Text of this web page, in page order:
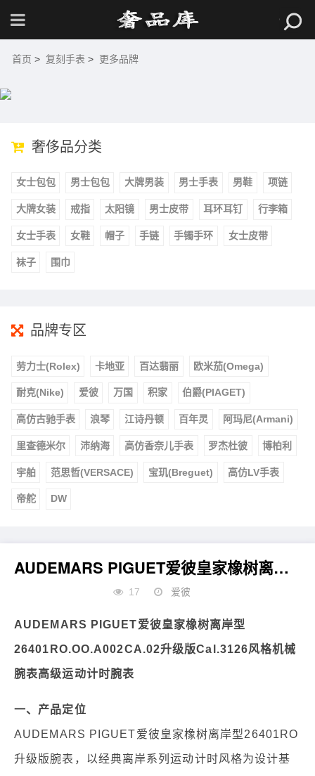
首页 > 复刻手表 > 更多品牌
奢侈品分类
女士包包 男士包包 大牌男装 男士手表 男鞋 项链
大牌女装 戒指 太阳镜 男士皮带 耳环耳钉 行李箱
女士手表 女鞋 帽子 手链 手镯手环 女士皮带
袜子 围巾
品牌专区
劳力士(Rolex) 卡地亚 百达翡丽 欧米茄(Omega)
耐克(Nike) 爱彼 万国 积家 伯爵(PIAGET)
高仿古驰手表 浪琴 江诗丹顿 百年灵 阿玛尼(Armani)
里查德米尔 沛纳海 高仿香奈儿手表 罗杰杜彼 博柏利
宇舶 范思哲(VERSACE) 宝玑(Breguet) 高仿LV手表
帝舵 DW
AUDEMARS PIGUET爱彼皇家橡树离岸型机械腕表
17 爱彼
AUDEMARS PIGUET爱彼皇家橡树离岸型
26401RO.OO.A002CA.02升级版Cal.3126风格机械
腕表高级运动计时腕表
一、产品定位
AUDEMARS PIGUET爱彼皇家橡树离岸型26401RO
升级版腕表，以经典离岸系列运动计时风格为设计基